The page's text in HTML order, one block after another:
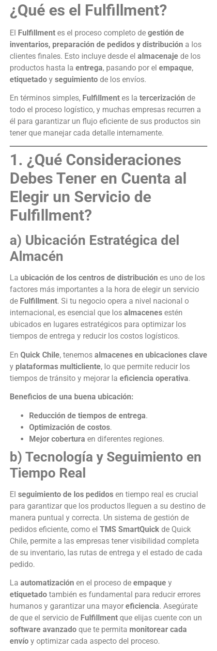
¿Qué es el Fulfillment?
El Fulfillment es el proceso completo de gestión de
inventarios, preparación de pedidos y distribución a los
clientes finales. Esto incluye desde el almacenaje de los
productos hasta la entrega, pasando por el empaque,
etiquetado y seguimiento de los envíos.
En términos simples, Fulfillment es la tercerización de
todo el proceso logístico, y muchas empresas recurren a
él para garantizar un flujo eficiente de sus productos sin
tener que manejar cada detalle internamente.
1. ¿Qué Consideraciones
Debes Tener en Cuenta al
Elegir un Servicio de
Fulfillment?
a) Ubicación Estratégica del
Almacén
La ubicación de los centros de distribución es uno de los
factores más importantes a la hora de elegir un servicio
de Fulfillment. Si tu negocio opera a nivel nacional o
internacional, es esencial que los almacenes estén
ubicados en lugares estratégicos para optimizar los
tiempos de entrega y reducir los costos logísticos.
En Quick Chile, tenemos almacenes en ubicaciones clave
y plataformas multicliente, lo que permite reducir los
tiempos de tránsito y mejorar la eficiencia operativa.
Beneficios de una buena ubicación:
Reducción de tiempos de entrega.
Optimización de costos.
Mejor cobertura en diferentes regiones.
b) Tecnología y Seguimiento en
Tiempo Real
El seguimiento de los pedidos en tiempo real es crucial
para garantizar que los productos lleguen a su destino de
manera puntual y correcta. Un sistema de gestión de
pedidos eficiente, como el TMS SmartQuick de Quick
Chile, permite a las empresas tener visibilidad completa
de su inventario, las rutas de entrega y el estado de cada
pedido.
La automatización en el proceso de empaque y
etiquetado también es fundamental para reducir errores
humanos y garantizar una mayor eficiencia. Asegúrate
de que el servicio de Fulfillment que elijas cuente con un
software avanzado que te permita monitorear cada
envío y optimizar cada aspecto del proceso.